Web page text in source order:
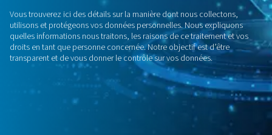
Déclarationde
Vous trouverez ici des détails sur la manière dont nous
utilisons et protégeons vos données personnelles. Nous
quelles informations nous traitons, les raisons de ce
droits en tant que personne concernée. Notre objectif est
transparent et de vous donner le contrôle sur vos données.